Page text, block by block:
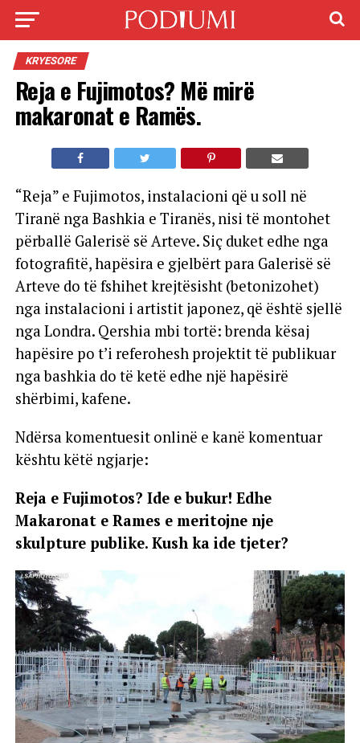
KRYESORE
Reja e Fujimotos? Më mirë
makaronat e Ramës.
“Reja” e Fujimotos, instalacioni që u soll në
Tiranë nga Bashkia e Tiranës, nisi të montohet
përballë Galerisë së Arteve. Siç duket edhe nga
fotografitë, hapësira e gjelbërt para Galerisë së
Arteve do të fshihet krejtësisht (betonizohet)
nga instalacioni i artistit japonez, që është sjellë
nga Londra. Qershia mbi tortë: brenda kësaj
hapësire po t’i referohesh projektit të publikuar
nga bashkia do të ketë edhe një hapësirë
shërbimi, kafene.
Ndërsa komentuesit onlinë e kanë komentuar
kështu këtë ngjarje:
Reja e Fujimotos? Ide e bukur! Edhe
Makaronat e Rames e meritojne nje
skulpture publike. Kush ka ide tjeter?